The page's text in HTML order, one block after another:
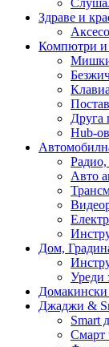
Здраве и
Компютри и
Друга
Hub-
Авто
Дом,
Уреди
Домакински
Джаджи &
Smart
Смарт